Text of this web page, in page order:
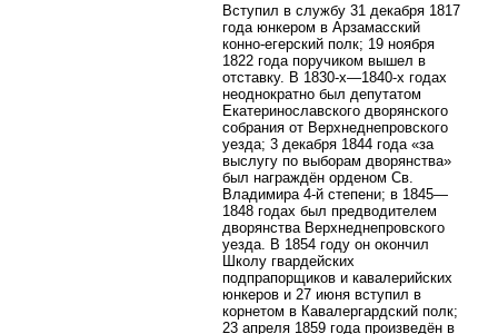
Вступил в службу 31 декабря 1817
года юнкером в Арзамасский
конно-егерский полк; 19 ноября
1822 года поручиком вышел в
отставку. В 1830-х—1840-х годах
неоднократно был депутатом
Екатеринославского дворянского
собрания от Верхнеднепровского
уезда; 3 декабря 1844 года «за
выслугу по выборам дворянства»
был награждён орденом Св.
Владимира 4-й степени; в 1845—
1848 годах был предводителем
дворянства Верхнеднепровского
уезда. В 1854 году он окончил
Школу гвардейских
подпрапорщиков и кавалерийских
юнкеров и 27 июня вступил в
корнетом в Кавалергардский полк;
23 апреля 1859 года произведён в